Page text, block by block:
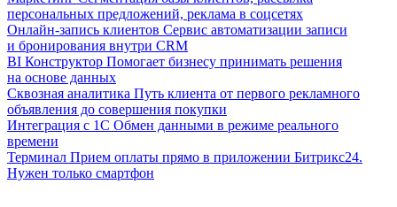
персональных предложений, реклама в соцсетях
Онлайн-запись клиентов Сервис автоматизации записи
и бронирования внутри CRM
BI Конструктор Помогает бизнесу принимать решения
на основе данных
Сквозная аналитика Путь клиента от первого рекламного
объявления до совершения покупки
Интеграция с 1С Обмен данными в режиме реального
времени
Терминал Прием оплаты прямо в приложении Битрикс24.
Нужен только смартфон